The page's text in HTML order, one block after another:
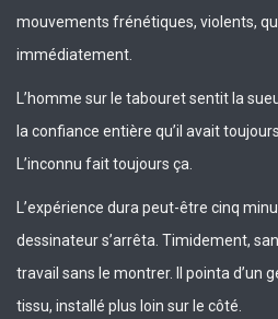
mouvements frénétiques, violents,
immédiatement.
L’homme sur le tabouret sentit la
la confiance entière qu’il avait
L’inconnu fait toujours ça.
L’expérience dura peut-être cinq
dessinateur s’arrêta. Timidement,
travail sans le montrer. Il pointa d’un
tissu, installé plus loin sur le côté.